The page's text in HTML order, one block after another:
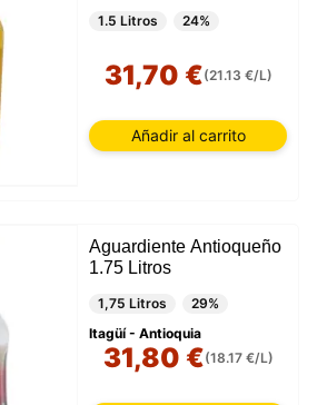
1.5 Litros 24%
31,70 €(21.13 €/L)
Añadir al carrito
Aguardiente Antioqueño
1.75 Litros
1,75 Litros
29%
Itagüí - Antioquia
31,80 €(18.17 €/L)